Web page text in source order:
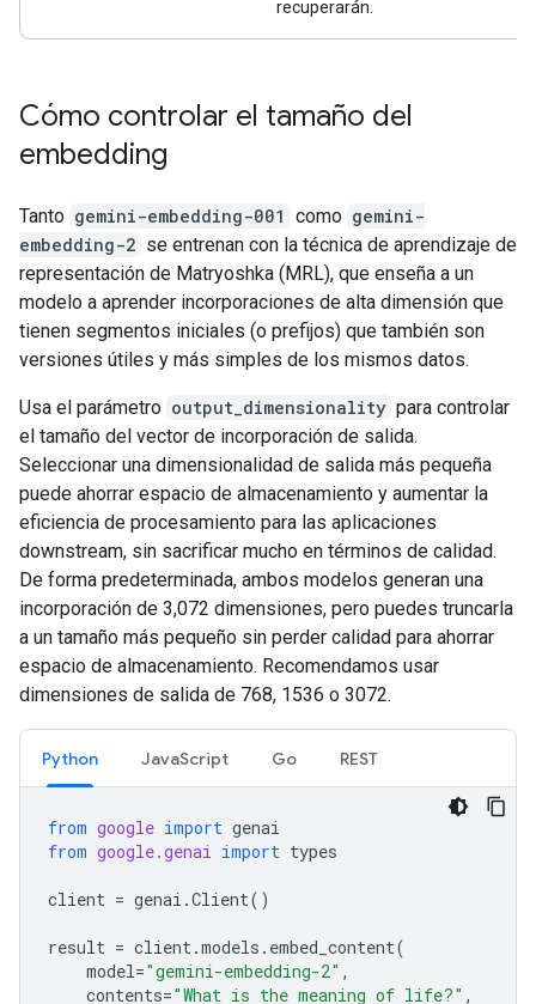
recuperarán.
Cómo controlar el tamaño del
embedding
Tanto gemini-embedding-001 como gemini-
embedding-2 se entrenan con la técnica de aprendizaje de
representación de Matryoshka (MRL), que enseña a un
modelo a aprender incorporaciones de alta dimensión que
tienen segmentos iniciales (o prefijos) que también son
versiones útiles y más simples de los mismos datos.
Usa el parámetro output_dimensionality para controlar
el tamaño del vector de incorporación de salida.
Seleccionar una dimensionalidad de salida más pequeña
puede ahorrar espacio de almacenamiento y aumentar la
eficiencia de procesamiento para las aplicaciones
downstream, sin sacrificar mucho en términos de calidad.
De forma predeterminada, ambos modelos generan una
incorporación de 3,072 dimensiones, pero puedes truncarla
a un tamaño más pequeño sin perder calidad para ahorrar
espacio de almacenamiento. Recomendamos usar
dimensiones de salida de 768, 1536 o 3072.
Python JavaScript Go REST
from google import genai
from google.genai import types
client = genai .Client()
result = client.models . embed_content(
model="gemini-embedding-2" ,
contents="What is the meaning of life?" ,